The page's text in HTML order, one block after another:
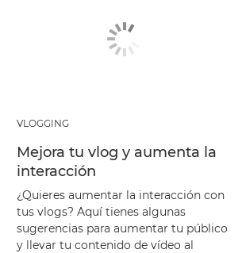
VLOGGING
Mejora tu vlog y aumenta la
interacción
¿Quieres aumentar la interacción con
tus vlogs? Aquí tienes algunas
sugerencias para aumentar tu público
y llevar tu contenido de vídeo al